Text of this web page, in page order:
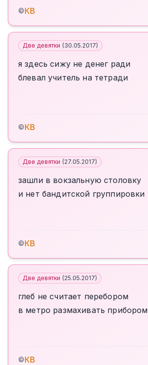
©КВ
Две девятки (30.05.2017)
я здесь сижу не денег ради
блевал учитель на тетради
©КВ
Две девятки (27.05.2017)
зашли в вокзальную столовку
и нет бандитской группировки
©КВ
Две девятки (25.05.2017)
глеб не считает перебором
в метро размахивать прибором
©КВ